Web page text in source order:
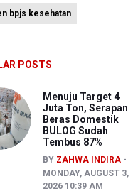
bpjs kesehatan
POSTS
Menuju Target 4
Juta Ton, Serapan
Beras Domestik
BULOG Sudah
Tembus 87%
BY ZAHWA INDIRA
MONDAY, AUGUST 3,
2026 10:39 AM